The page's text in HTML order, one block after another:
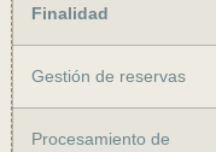
Finalidad
Gestión de reservas
Procesamiento de